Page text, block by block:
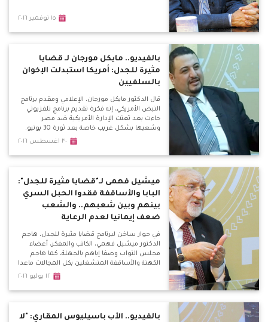
١٥ نوفمبر ٢٠١٦
بالفيديو.. مايكل مورجان لـ قضايا
مثيرة للجدل: أمريكا استبدلت الإخوان
بالسلفيين
قال الدكتور مايكل مورجان، الإعلامي ومقدم برنامج
النبض الأمريكي، إنه فكرة تقديم برنامج تلفزيوني
جاءت بعد تعنت الإدارة الأمريكية ضد مصر
وشعبها بشكل غريب خاصة بعد ثورة 30 يونيو.
٣٠ اغسطس ٢٠١٦
ميشيل فهمى لـ"قضايا مثيرة للجدل":
البابا والأساقفة فقدوا الحبل السري
بينهم وبين شعبهم.. والشعب
ضعف إيمانيا لعدم الرعاية
في حوار ساخن لبرنامج قضايا مثيرة للجدل، هاجم
الدكتور ميشيل فهمي، الكاتب والمفكر، أعضاء
مجلس النواب وصفا إياهم بالجهلة، كما هاجم
الكهنة والأساقفة المنشغلين بكل المجالات ماعدا
رعاية الشعب، وحذر من مؤامرة الفتنة بين
١٢ يوليو ٢٠١٦
بالفيديو.. الأب باسيليوس المقاري: "لا